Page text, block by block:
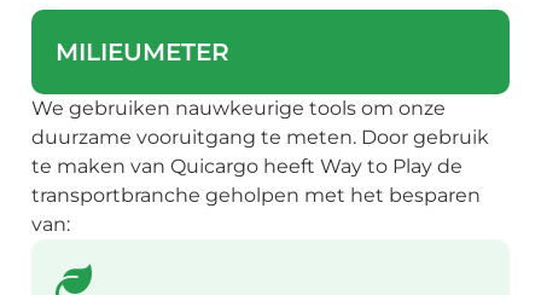
MILIEUMETER
We gebruiken nauwkeurige tools om onze
duurzame vooruitgang te meten. Door gebruik
te maken van Quicargo heeft Way to Play de
transportbranche geholpen met het besparen
van: